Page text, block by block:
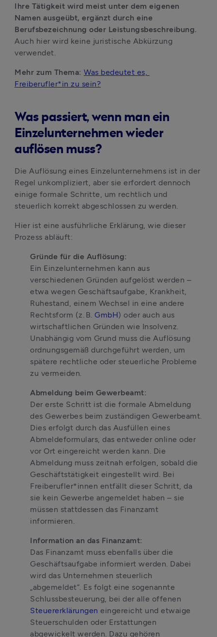
Ihre Tätigkeit wird meist unter dem eigenen
Namen ausgeübt, ergänzt durch eine
Auch hier wird keine juristische Abkürzung
verwendet.
Mehr zum Thema: Was bedeutet es,
Freiberufler*in zu sein?
Was passiert, wenn man ein
Einzelunternehmen wieder
auflösen muss?
Die Auflösung eines Einzelunternehmens ist in der
Regel unkompliziert, aber sie erfordert dennoch
einige formale Schritte, um rechtlich und
steuerlich korrekt abgeschlossen zu werden.
Hier ist eine ausführliche Erklärung, wie dieser
Prozess abläuft:
Gründe für die Auflösung:
Ein Einzelunternehmen kann aus
verschiedenen Gründen aufgelöst werden –
etwa wegen Geschäftsaufgabe, Krankheit,
Ruhestand, einem Wechsel in eine andere
Rechtsform (z. B. GmbH) oder auch aus
wirtschaftlichen Gründen wie Insolvenz.
Unabhängig vom Grund muss die Auflösung
ordnungsgemäß durchgeführt werden, um
spätere rechtliche oder steuerliche Probleme
zu vermeiden.
Abmeldung beim Gewerbeamt:
Der erste Schritt ist die formale Abmeldung
des Gewerbes beim zuständigen Gewerbeamt.
Dies erfolgt durch das Ausfüllen eines
Abmeldeformulars, das entweder online oder
vor Ort eingereicht werden kann. Die
Abmeldung muss zeitnah erfolgen, sobald die
Geschäftstätigkeit eingestellt wird. Bei
Freiberufler*innen entfällt dieser Schritt, da
sie kein Gewerbe angemeldet haben – sie
müssen stattdessen das Finanzamt
informieren.
Information an das Finanzamt:
Das Finanzamt muss ebenfalls über die
Geschäftsaufgabe informiert werden. Dabei
wird das Unternehmen steuerlich
„abgemeldet“. Es folgt eine sogenannte
Steuererklärungen eingereicht und etwaige
Steuerschulden oder Erstattungen
abgewickelt werden. Dazu gehören